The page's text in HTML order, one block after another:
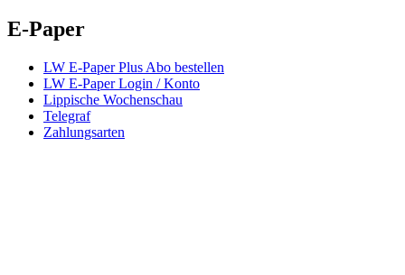
E-Paper
LW E-Paper Plus Abo bestellen
LW E-Paper Login / Konto
Lippische Wochenschau
Telegraf
Zahlungsarten